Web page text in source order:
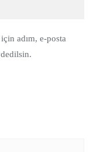
adım, e-posta